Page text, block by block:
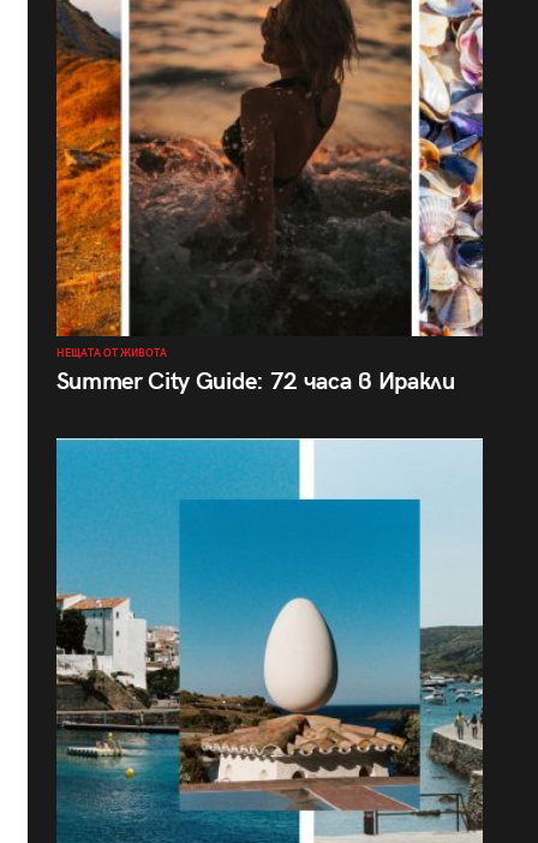
НЕЩАТА ОТ ЖИВОТА
Summer City Guide: 72 часа в Иракли